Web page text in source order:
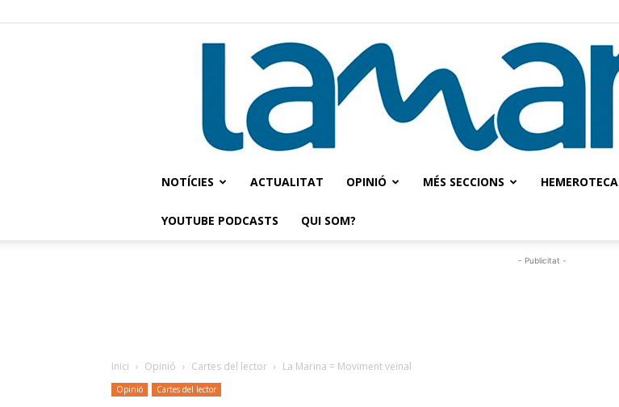
NOTÍCIES ACTUALITAT OPINIÓ MÉS SECCIONS HEMEROTECA
YOUTUBE PODCASTS QUI SOM?
- Publicitat -
Inici Opinió Cartes del lector La Marina = Moviment veïnal
Opinió Cartes del lector